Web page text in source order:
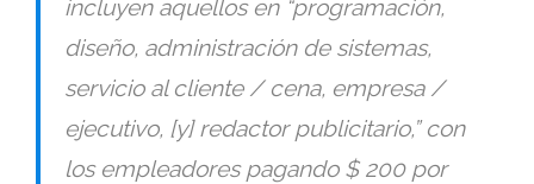
incluyen aquellos en “programación,
diseño, administración de sistemas,
servicio al cliente / cena, empresa /
ejecutivo, [y] redactor publicitario,” con
los empleadores pagando $ 200 por